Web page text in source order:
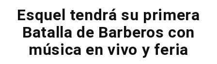
Esquel tendrá su primera
Batalla de Barberos con
música en vivo y feria